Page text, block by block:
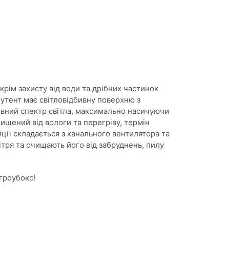
захисту від води та дрібних частинок
має світловідбивну поверхню з
спектр світла, максимально насичуючи
від вологи та перегріву, термін
складається з канального вентилятора та
та очищають його від забруднень, пилу